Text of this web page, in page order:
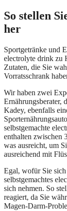
So stellen
her
Sportgetränke und
electrolyte drink zu
Zutaten, die Sie
Vorratsschrank
Wir haben zwei
Ernährungsberater,
Kadey, ebenfalls
selbstgemachte
enthalten zwischen
was ausreicht, um
ausreichend mit
Egal, wofür Sie
selbstgemachtes
sich nehmen. So
reagiert, da Sie
Magen-Darm-